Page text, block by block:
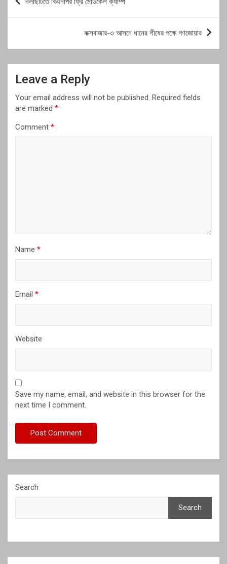
কক্সবাজার-৩ আসনে ধানের শীষের পক্ষে গণজোয়ার
Leave a Reply
Your email address will not be published. Required fields
are marked *
Comment *
Name *
Email *
Website
Save my name, email, and website in this browser for the
next time I comment.
Search
Search